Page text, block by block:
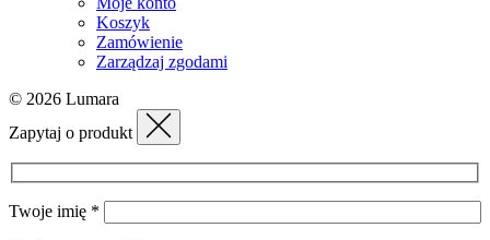
Koszyk
Zamówienie
Zarządzaj zgodami
© 2026 Lumara
Zapytaj o produkt
Twoje imię *